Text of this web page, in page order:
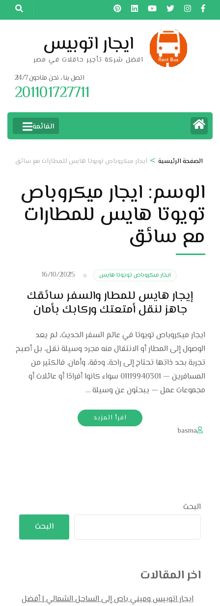
تخطى
إلى
ايجار اتوبيس
افضل شركة تأجير حافلات في مصر
اتصل بنا ، نحن متاحون 24/7
201101727711
القائمة
الصفحة الرئيسية > ايجار ميكروباص تويوتا هايس للمطارات مع سائق
الوسم: ايجار ميكروباص
تويوتا هايس للمطارات
مع سائق
ايجار ميكروباص تويوتا هايس 16/10/2025
إيجار هايس للمطار والسفر سائقك
جاهز لنقل أمتعتك وركابك بأمان
ايجار ميكروباص تويوتا في عالم السفر الحديث، لم يعد
الوصول إلى المطار أو الانتقال منه مجرد وسيلة نقل، بل أصبح
تجربة بحد ذاتها تحتاج إلى راحة، ودقة، وأمان. فالكثير من
المسافرين — 01119940301 سواء كانوا أفرادًا أو عائلات أو
مجموعات عمل — يبحثون عن وسيلة …
اقرأ المزيد
basma
البحث
البحث
اخر المقالات
ايجار اتوبيس وميني باص إلى الساحل الشمالي | أفضل